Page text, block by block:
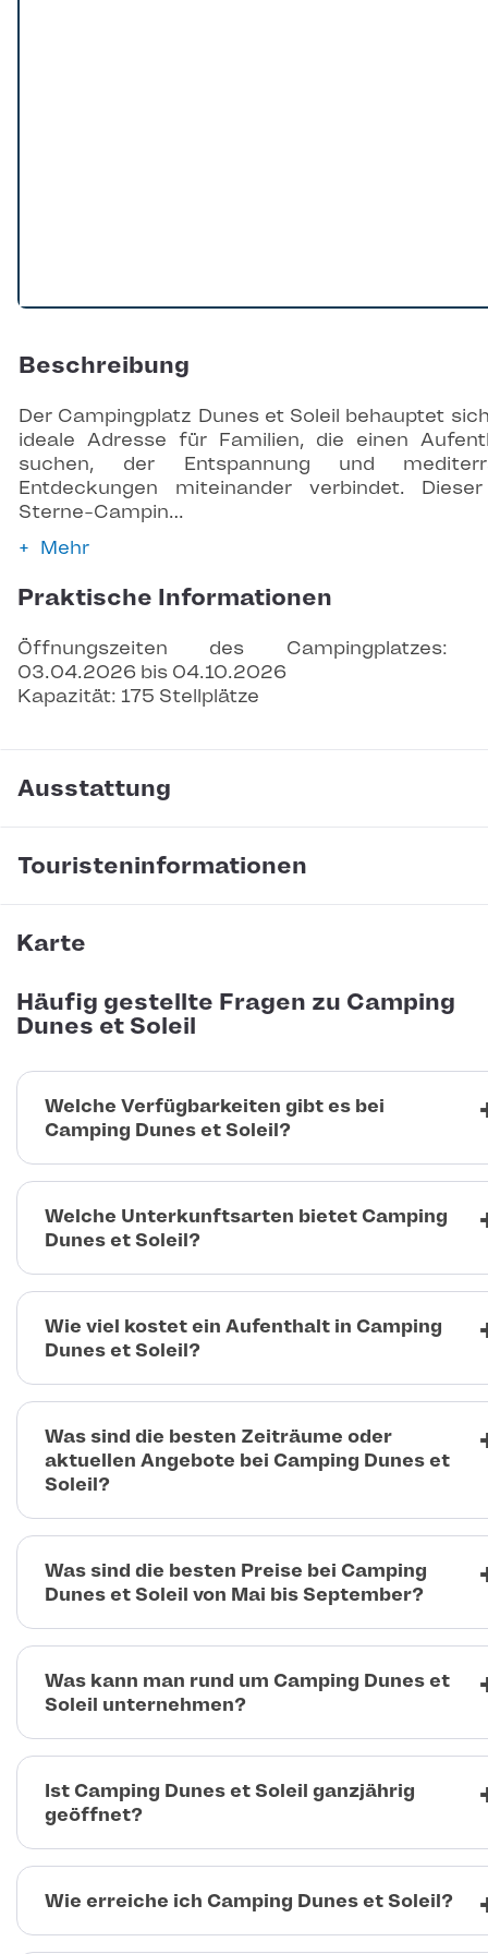
Beschreibung
Der Campingplatz Dunes et Soleil behauptet
ideale Adresse für Familien, die einen
suchen, der Entspannung und
Entdeckungen miteinander verbindet.
Sterne-Campin…
Mehr
Praktische Informationen
Öffnungszeiten des Campingplatzes:
03.04.2026 bis 04.10.2026
Kapazität: 175 Stellplätze
Ausstattung
Touristeninformationen
Karte
Häufig gestellte Fragen zu Camping
Dunes et Soleil
Welche Verfügbarkeiten gibt es bei
Camping Dunes et Soleil?
Welche Unterkunftsarten bietet Camping
Dunes et Soleil?
Wie viel kostet ein Aufenthalt in Camping
Dunes et Soleil?
Was sind die besten Zeiträume oder
aktuellen Angebote bei Camping Dunes et
Soleil?
Was sind die besten Preise bei Camping
Dunes et Soleil von Mai bis September?
Was kann man rund um Camping Dunes et
Soleil unternehmen?
Ist Camping Dunes et Soleil ganzjährig
geöffnet?
Wie erreiche ich Camping Dunes et Soleil?